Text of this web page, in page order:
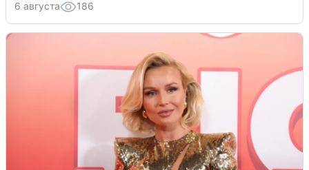
6 августа 186